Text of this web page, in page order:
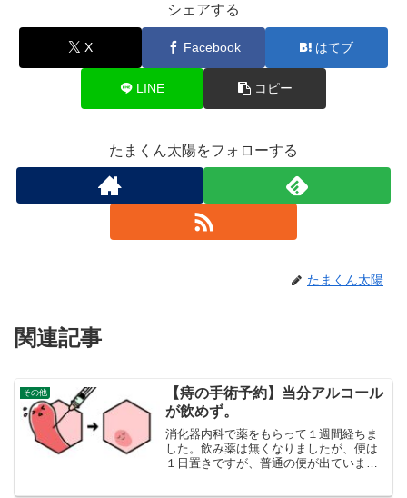
シェアする
X Facebook はてブ
LINE コピー
たまくん太陽をフォローする
たまくん太陽
関連記事
その他
【痔の手術予約】当分アルコール
が飲めず。
消化器内科で薬をもらって１週間経ちま
した。飲み薬は無くなりましたが、便は
１日置きですが、普通の便が出ていま